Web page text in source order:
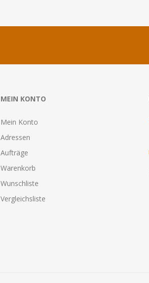
MEIN KONTO
Mein Konto
Adressen
Aufträge
Warenkorb
Wunschliste
Vergleichsliste